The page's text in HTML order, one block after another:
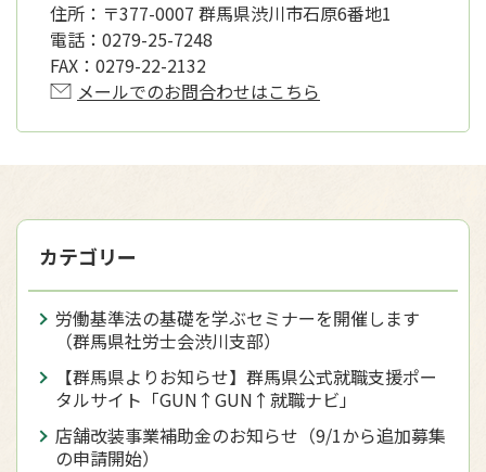
住所： 〒377-0007 群馬県渋川市石原6番地1
電話： 0279-25-7248
FAX： 0279-22-2132
メールでのお問合わせはこちら
カテゴリー
労働基準法の基礎を学ぶセミナーを開催します
（群馬県社労士会渋川支部）
【群馬県よりお知らせ】群馬県公式就職支援ポー
タルサイト「GUN↑GUN↑就職ナビ」
店舗改装事業補助金のお知らせ（9/1から追加募集
の申請開始）